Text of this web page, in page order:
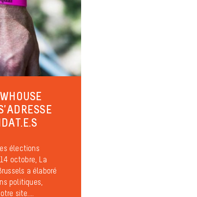
élections
octobre, La
a élaboré
politiques,
site....